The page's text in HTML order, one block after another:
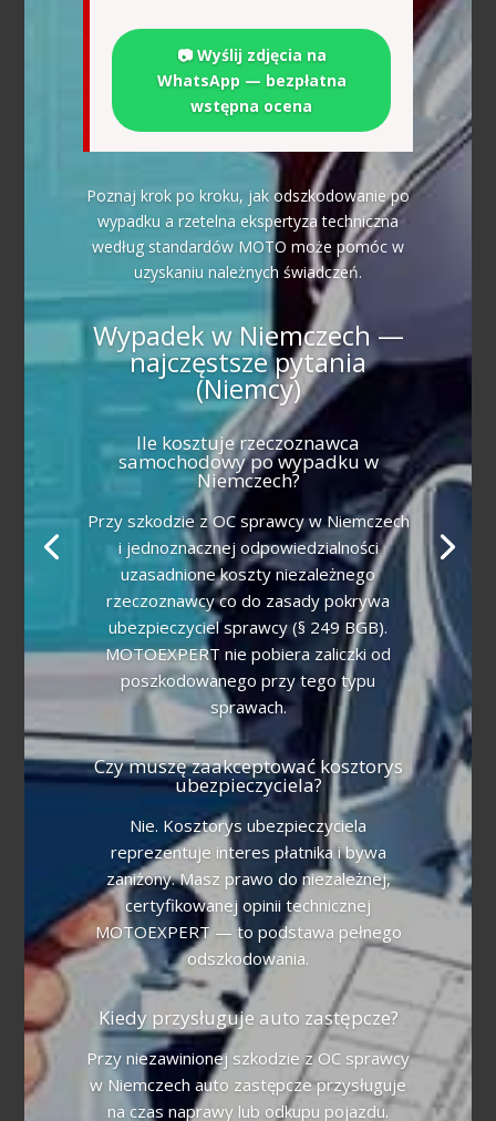
📷 Wyślij zdjęcia na
WhatsApp — bezpłatna
wstępna ocena
Poznaj krok po kroku, jak odszkodowanie po
wypadku a rzetelna ekspertyza techniczna
według standardów MOTO może pomóc w
uzyskaniu należnych świadczeń.
Wypadek w Niemczech —
najczęstsze pytania
(Niemcy)
Ile kosztuje rzeczoznawca
samochodowy po wypadku w
Niemczech?
Przy szkodzie z OC sprawcy w Niemczech
i jednoznacznej odpowiedzialności
uzasadnione koszty niezależnego
rzeczoznawcy co do zasady pokrywa
ubezpieczyciel sprawcy (§ 249 BGB).
MOTOEXPERT nie pobiera zaliczki od
poszkodowanego przy tego typu
sprawach.
Czy muszę zaakceptować kosztorys
ubezpieczyciela?
Nie. Kosztorys ubezpieczyciela
reprezentuje interes płatnika i bywa
zaniżony. Masz prawo do niezależnej,
certyfikowanej opinii technicznej
MOTOEXPERT — to podstawa pełnego
odszkodowania.
Kiedy przysługuje auto zastępcze?
Przy niezawinionej szkodzie z OC sprawcy
w Niemczech auto zastępcze przysługuje
na czas naprawy lub odkupu pojazdu.